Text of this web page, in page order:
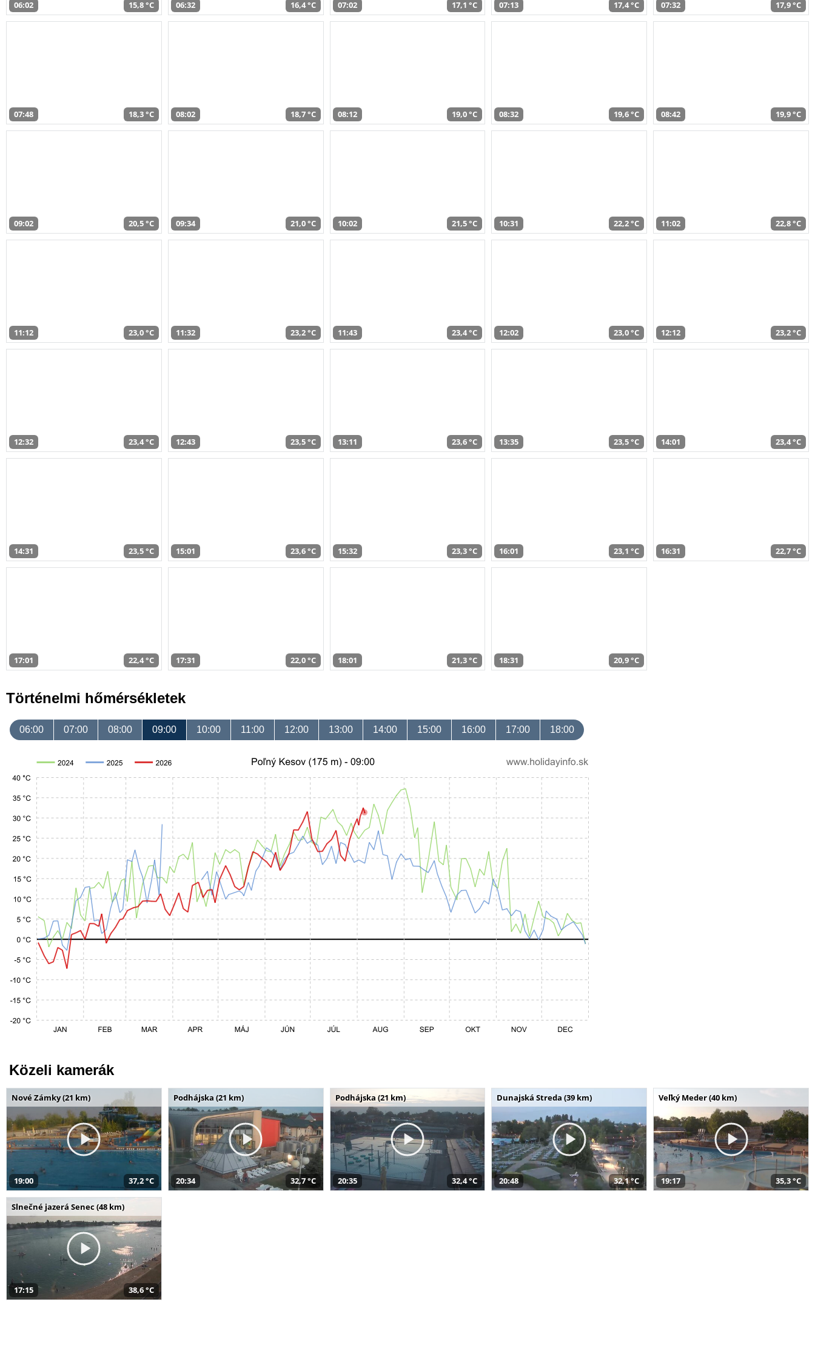
06:02 15,8 °C 06:32 16,4 °C 07:02 17,1 °C 07:13 17,4 °C 07:32 17,9 °C
07:48 18,3 °C 08:02 18,7 °C 08:12 19,0 °C 08:32 19,6 °C 08:42 19,9 °C
09:02 20,5 °C 09:34 21,0 °C 10:02 21,5 °C 10:31 22,2 °C 11:02 22,8 °C
11:12 23,0 °C 11:32 23,2 °C 11:43 23,4 °C 12:02 23,0 °C 12:12 23,2 °C
12:32 23,4 °C 12:43 23,5 °C 13:11 23,6 °C 13:35 23,5 °C 14:01 23,4 °C
14:31 23,5 °C 15:01 23,6 °C 15:32 23,3 °C 16:01 23,1 °C 16:31 22,7 °C
17:01 22,4 °C 17:31 22,0 °C 18:01 21,3 °C 18:31 20,9 °C
Történelmi hőmérsékletek
06:00 07:00 08:00 09:00 10:00 11:00 12:00 13:00 14:00 15:00 16:00 17:00 18:00
Közeli kamerák
Nové Zámky (21 km)
19:00 37,2 °C
Podhájska (21 km)
20:34 32,7 °C
Podhájska (21 km)
20:35 32,4 °C
Dunajská Streda (39 km)
20:48 32,1 °C
Veľký Meder (40 km)
19:17 35,3 °C
Slnečné jazerá Senec (48 km)
17:15 38,6 °C